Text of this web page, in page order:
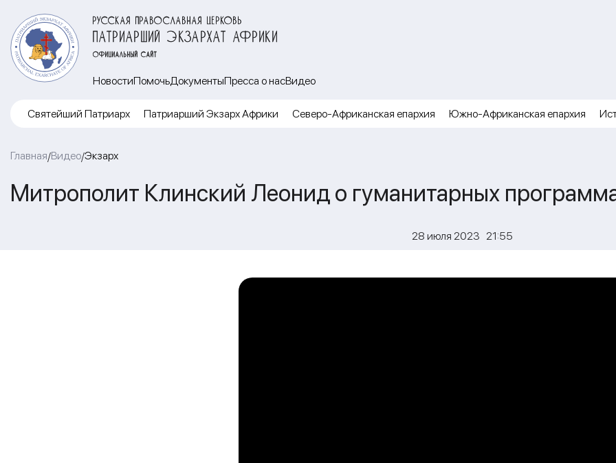
РУССКАЯ ПРАВОСЛАВНАЯ ЦЕРКОВЬ
ПАТРИАРШИЙ ЭКЗАРХАТ АФРИКИ
ОФИЦИАЛЬНЫЙ САЙТ
НовостиПомочьДокументыПресса о насВидео
Cвятейший Патриарх Патриарший Экзарх Африки Северо-Африканская епархия Южно-Африканская епархия
Главная/Видео/Экзарх
Митрополит Клинский Леонид о гуманитарных
28 июля 2023 21:55